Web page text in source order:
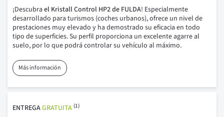
¡Descubra el Kristall Control HP2 de FULDA! Especialmente
desarrollado para turismos (coches urbanos), ofrece un nivel de
prestaciones muy elevado y ha demostrado su eficacia en todo
tipo de superficies. Su perfil proporciona un excelente agarre al
suelo, por lo que podrá controlar su vehículo al máximo.
Más información
ENTREGAGRATUITA (1)